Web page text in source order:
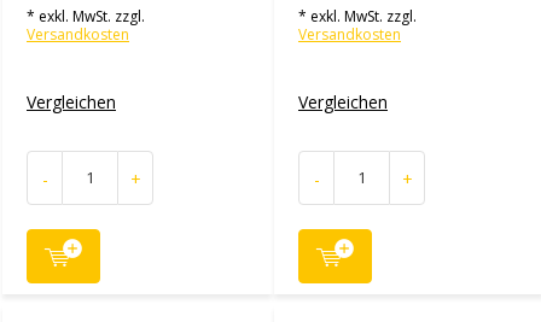
* exkl. MwSt. zzgl.
Versandkosten
Vergleichen
- +
* exkl. MwSt. zzgl.
Versandkosten
Vergleichen
- +